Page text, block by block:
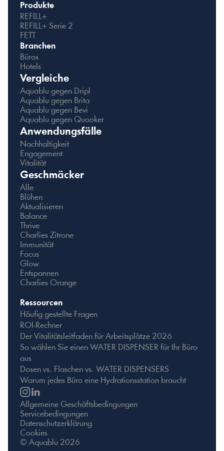
Produkte
REFILL+
REFILL+ Serie 2
FETT
Branchen
Büros
Hotels
Vergleiche
Aquablu gegen Dripl
Aquablu gegen Brita
Aquablu gegen Bevi
Aquablu gegen Quooker
Anwendungsfälle
Nachhaltigkeit
Engagement
Vitalität
Geschmäcker
Alle
Blühen
Aktualisieren
Balance
Thrive
Charlies Zitrone
Immunität
Focus
Glow
Entspannen
Charlies Orange
Ressourcen
Häufig gestellte Fragen
ROI-Rechner
Der Vitalitätsleitfaden für Arbeitsplätze 2026
So wählen Sie einen WATER DISPENSER für Ihr Büro
aus
Dosen vs. Flaschen vs. WATER DISPENSERS
Warum jedes Büro eine Hydrationsstation braucht
Allgemeine Geschäftsbedingungen
Servicebedingungen
Datenschutzerklärung
Cookies
© Aquablu 2026